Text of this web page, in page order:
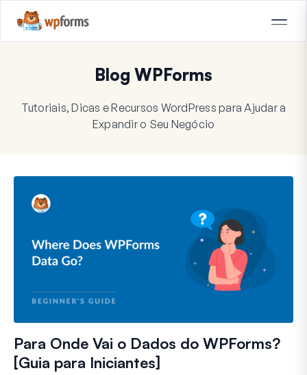
Blog WPForms
Tutoriais, Dicas e Recursos WordPress para Ajudar a
Expandir o Seu Negócio
Para Onde Vai o Dados do WPForms?
[Guia para Iniciantes]